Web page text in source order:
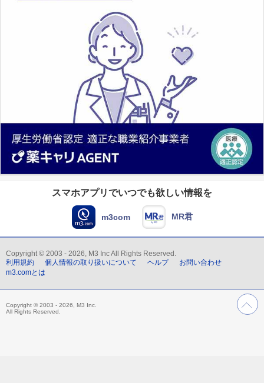
スマホアプリでいつでも欲しい情報を
m3com MR君
Copyright © 2003 - 2026, M3 Inc All Rights Reserved.
利用規約
個人情報の取り扱いについて ヘルプ
お問い合わせ
m3.comとは
Copyright © 2003 - 2026, M3 Inc.
All Rights Reserved.